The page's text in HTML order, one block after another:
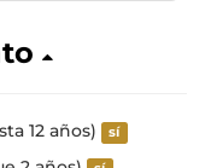
12 años) sí